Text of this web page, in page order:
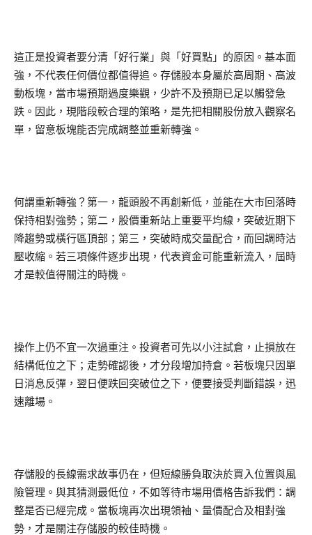
這正是投資者要分清「好行業」與「好買點」的原因。基本面
強，不代表任何價位都值得追。存儲股本身屬於高周期、高波
動板塊，當市場預期過度樂觀，少許不及預期已足以觸發急
跌。因此，現階段較合理的策略，是先把相關股份放入觀察名
單，留意板塊能否完成調整並重新轉強。
何謂重新轉強？第一，龍頭股不再創新低，並能在大市回落時
保持相對強勢；第二，股價重新站上重要平均線，突破近期下
降趨勢或橫行區頂部；第三，突破時成交量配合，而回調時沽
壓收縮。若三項條件逐步出現，代表資金可能重新流入，屆時
才是較值得關注的時機。
操作上仍不宜一次過重注。投資者可先以小注試倉，止損放在
結構低位之下；走勢確認後，才分段增加持倉。若板塊只因單
日消息反彈，翌日便跌回突破位之下，便要接受判斷錯誤，迅
速離場。
存儲股的長線需求故事仍在，但短線勝負取決於買入位置與風
險管理。與其猜測最低位，不如等待市場用價格告訴我們：調
整是否已經完成。當板塊再次出現領袖、量價配合及相對強
勢，才是關注存儲股的較佳時機。